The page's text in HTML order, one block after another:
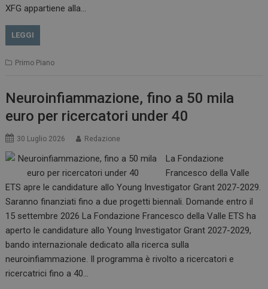
XFG appartiene alla…
LEGGI
Primo Piano
Neuroinfiammazione, fino a 50 mila
euro per ricercatori under 40
30 Luglio 2026 Redazione
La Fondazione
Francesco della Valle
ETS apre le candidature allo Young Investigator Grant 2027-2029.
Saranno finanziati fino a due progetti biennali. Domande entro il
15 settembre 2026 La Fondazione Francesco della Valle ETS ha
aperto le candidature allo Young Investigator Grant 2027-2029,
bando internazionale dedicato alla ricerca sulla
neuroinfiammazione. Il programma è rivolto a ricercatori e
ricercatrici fino a 40…
_ga_Z2VT792F98
tracking-sites-
ironfish-tracking-
enable
www.dailyhealthindustry.it
4
settimane
2 giorni
CookieScriptConsent